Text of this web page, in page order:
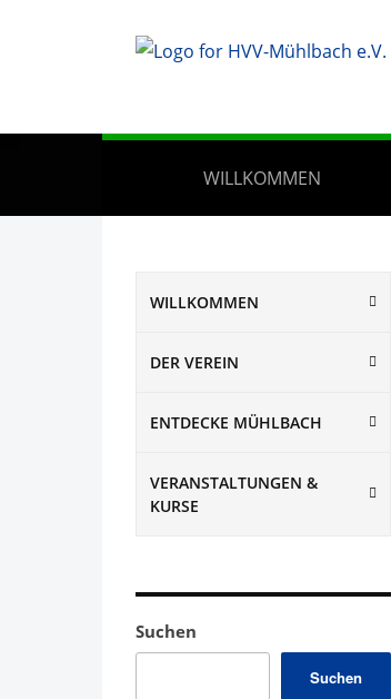
WILLKOMMEN
WILLKOMMEN
DER VEREIN
ENTDECKE MÜHLBACH
VERANSTALTUNGEN &
KURSE
Suchen
Suchen